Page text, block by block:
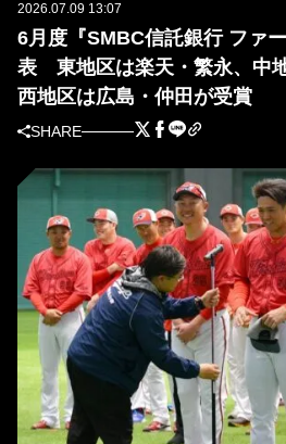
2026.07.09 13:07
6月度『SMBC信託銀行 ファ
表 東地区は楽天・繁永、中
西地区は広島・仲田が受賞
SHARE